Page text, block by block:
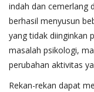
indah dan cemerlang
berhasil menyusun
yang tidak diinginkan
masalah psikologi,
perubahan aktivitas
Rekan-rekan dapat